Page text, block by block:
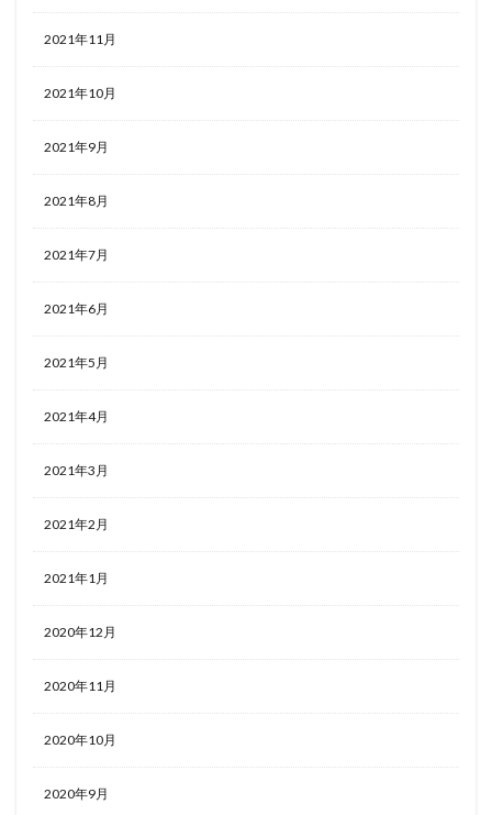
2021年11月
2021年10月
2021年9月
2021年8月
2021年7月
2021年6月
2021年5月
2021年4月
2021年3月
2021年2月
2021年1月
2020年12月
2020年11月
2020年10月
2020年9月